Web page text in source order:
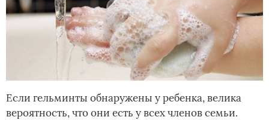
Если гельминты обнаружены у ребенка, велика
вероятность, что они есть у всех членов семьи.